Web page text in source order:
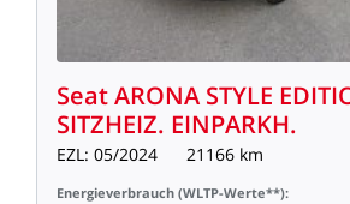
SeatARONA STYLE
SITZHEIZ. EINPARKH.
EZL: 05/2024 21166 km
Energieverbrauch (WLTP-Werte**):